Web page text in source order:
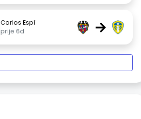
Carlos Espí
prije 6d
→